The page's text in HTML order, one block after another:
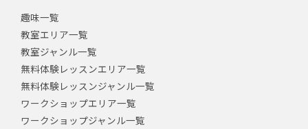
趣味一覧
教室エリア一覧
教室ジャンル一覧
無料体験レッスンエリア一覧
無料体験レッスンジャンル一覧
ワークショップエリア一覧
ワークショップジャンル一覧